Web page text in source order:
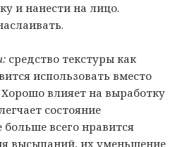
и нанести на лицо.
средство текстуры как
использовать вместо
Хорошо влияет на выработку
состояние
всего нравится
высыпаний, их уменьшение